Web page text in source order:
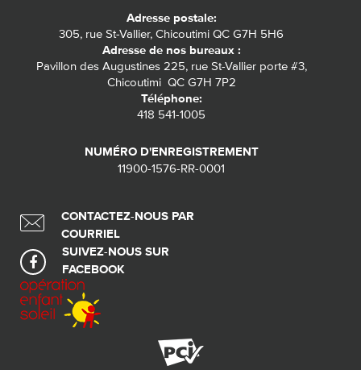
Adresse postale:
305, rue St-Vallier, Chicoutimi QC G7H 5H6
Adresse de nos bureaux :
Pavillon des Augustines 225, rue St-Vallier porte #3,
Chicoutimi QC G7H 7P2
Téléphone:
418 541-1005
NUMÉRO D'ENREGISTREMENT
11900-1576-RR-0001
CONTACTEZ-NOUS PAR
COURRIEL
SUIVEZ-NOUS SUR
FACEBOOK